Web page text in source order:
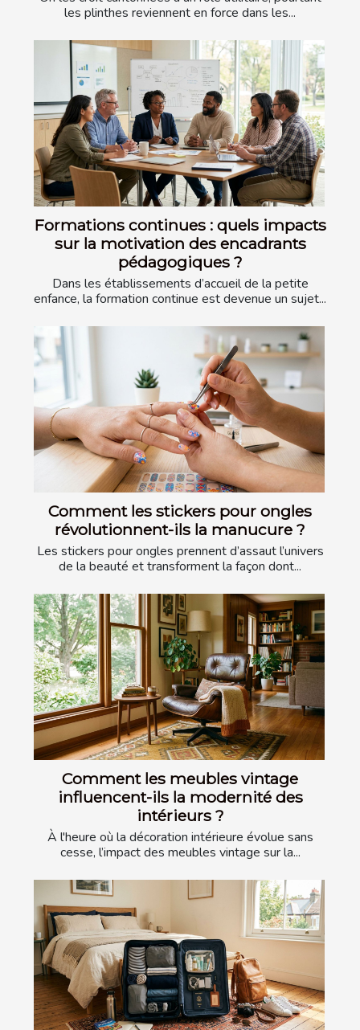
les plinthes reviennent en force dans les...
Formations continues : quels impacts
sur la motivation des encadrants
pédagogiques ?
Dans les établissements d’accueil de la petite
enfance, la formation continue est devenue un sujet...
Comment les stickers pour ongles
révolutionnent-ils la manucure ?
Les stickers pour ongles prennent d’assaut l’univers
de la beauté et transforment la façon dont...
Comment les meubles vintage
influencent-ils la modernité des
intérieurs ?
À l'heure où la décoration intérieure évolue sans
cesse, l’impact des meubles vintage sur la...